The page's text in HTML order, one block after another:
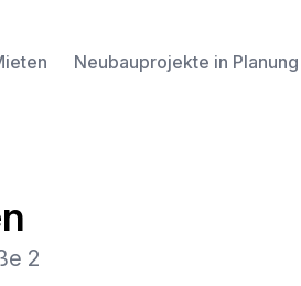
Neubauprojekte in Planung
2